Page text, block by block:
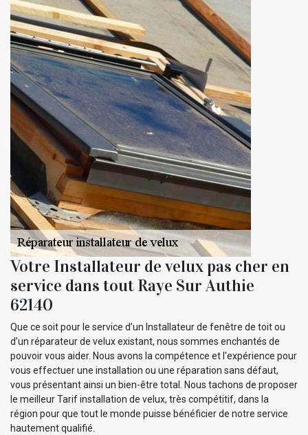
Votre Installateur de velux pas cher en
service dans tout Raye Sur Authie
62140
Que ce soit pour le service d’un Installateur de fenêtre de toit ou
d’un réparateur de velux existant, nous sommes enchantés de
pouvoir vous aider. Nous avons la compétence et l'expérience pour
vous effectuer une installation ou une réparation sans défaut,
vous présentant ainsi un bien-être total. Nous tachons de proposer
le meilleur Tarif installation de velux, très compétitif, dans la
région pour que tout le monde puisse bénéficier de notre service
hautement qualifié.